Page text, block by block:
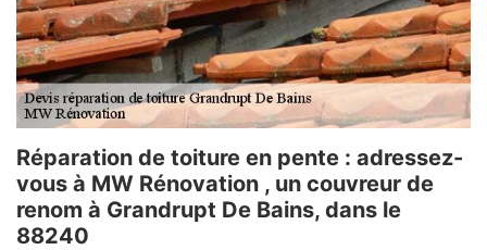
Réparation de toiture en pente : adressez-
vous à MW Rénovation , un couvreur de
renom à Grandrupt De Bains, dans le
88240